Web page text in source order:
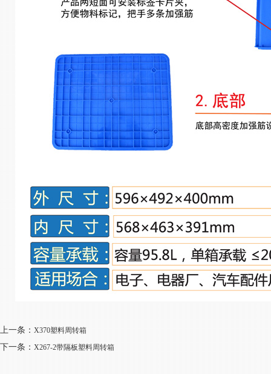
上一条： X370塑料周转箱
下一条： X267-2带隔板塑料周转箱